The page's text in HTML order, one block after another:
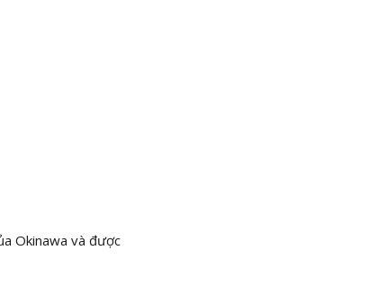
Okinawa và được